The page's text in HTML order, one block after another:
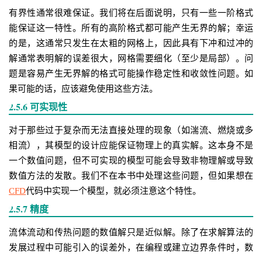
有界性通常很难保证。我们将在后面说明，只有一些一阶格式
能保证这一特性。所有的高阶格式都可能产生无界的解；幸运
的是，这通常只发生在太粗的网格上，因此具有下冲和过冲的
解通常表明解的误差很大，网格需要细化（至少是局部）。问
题是容易产生无界解的格式可能操作稳定性和收敛性问题。如
果可能的话，应该避免使用这些方法。
2.5.6 可实现性
对于那些过于复杂而无法直接处理的现象（如湍流、燃烧或多
相流），其模型的设计应能保证物理上的真实解。这本身不是
一个数值问题，但不可实现的模型可能会导致非物理解或导致
数值方法的发散。我们不在本书中处理这些问题，但如果想在
CFD代码中实现一个模型，就必须注意这个特性。
2.5.7 精度
流体流动和传热问题的数值解只是近似解。除了在求解算法的
发展过程中可能引入的误差外，在编程或建立边界条件时，数